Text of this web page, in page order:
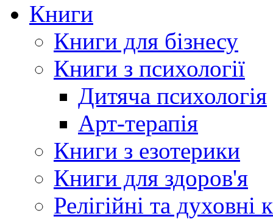
Книги
Книги для бізнесу
Книги з психології
Дитяча психологія
Арт-терапія
Книги з езотерики
Книги для здоров'я
Релігійні та духовні